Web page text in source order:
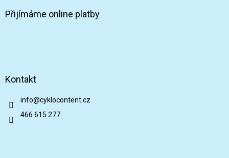
Přijímáme online platby
Kontakt
info@cyklocontent.cz
466 615 277